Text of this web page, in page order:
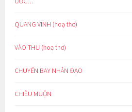
QUANG VINH (hoạ thơ)
VÀO THU (hoạ thơ)
CHUYẾN BAY NHÂN ĐẠO
CHIỀU MUỘN